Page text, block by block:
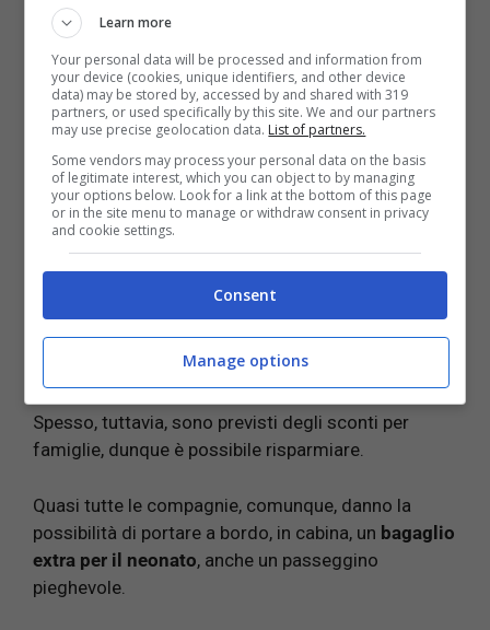
Costo dei biglietti
Per i neonati che viaggiano in braccio ai genitori
alcune compagnie fanno pagare un biglietto a
tasse aeroportuali.
Quando si utilizza un seggiolino, naturalmente si
paga per il servizio, che può essere l’occupazione di
un posto o il seggiolino fornito dalla compagnia,
ognuna ha le sue regole e tariffe.
bambini sopra i due anni di età
pagano il biglietto allastessa tariffa degli adulti.
Spesso, tuttavia, sono previsti degli sconti per
famiglie, dunque è possibile risparmiare.
Quasi tutte le compagnie, comunque, danno la
possibilità di portare a bordo, in cabina, un bagaglio
extra per il neonato, anche un passeggino
pieghevole.
Learn more
Your personal data will be processed and information from
your device (cookies, unique identifiers, and other device
data) may be stored by, accessed by and shared with 319
partners, or used specifically by this site. We and our partners
may use precise geolocation data. List of partners.
Some vendors may process your personal data on the basis
of legitimate interest, which you can object to by managing
your options below. Look for a link at the bottom of this page
or in the site menu to manage or withdraw consent in privacy
and cookie settings.
Consent
Manage options